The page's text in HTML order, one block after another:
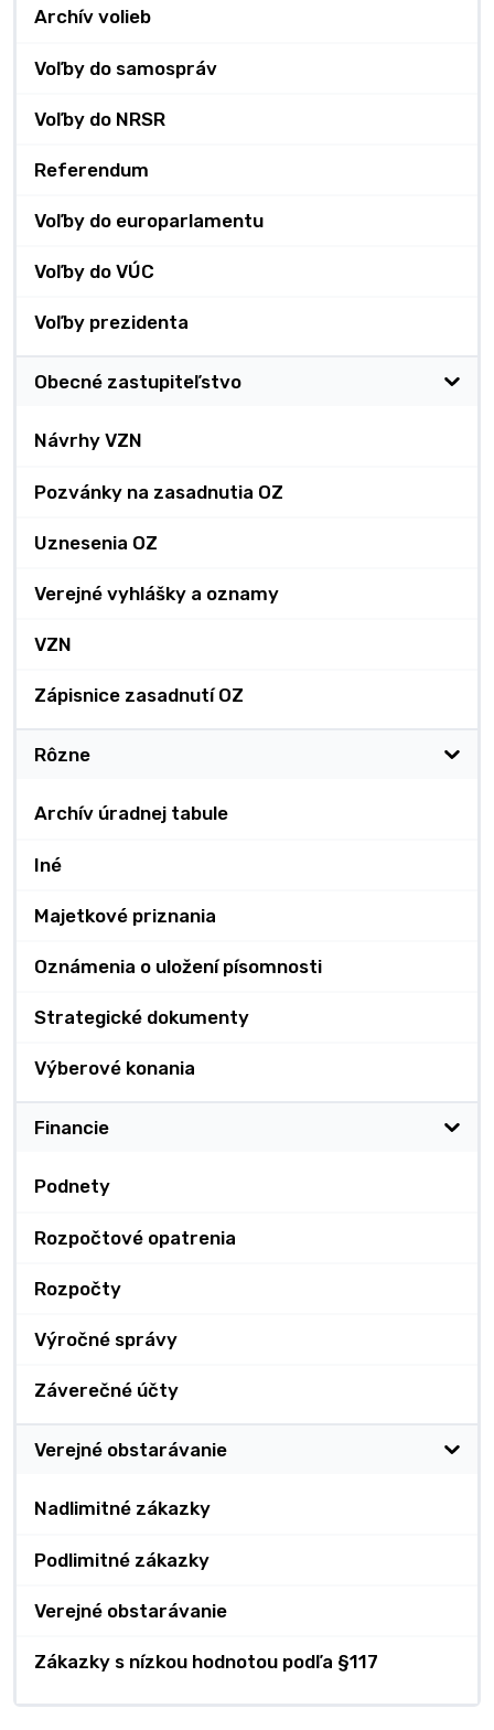
Archív volieb
Voľby do samospráv
Voľby do NRSR
Referendum
Voľby do europarlamentu
Voľby do VÚC
Voľby prezidenta
Obecné zastupiteľstvo
Návrhy VZN
Pozvánky na zasadnutia OZ
Uznesenia OZ
Verejné vyhlášky a oznamy
VZN
Zápisnice zasadnutí OZ
Rôzne
Archív úradnej tabule
Iné
Majetkové priznania
Oznámenia o uložení písomnosti
Strategické dokumenty
Výberové konania
Financie
Podnety
Rozpočtové opatrenia
Rozpočty
Výročné správy
Záverečné účty
Verejné obstarávanie
Nadlimitné zákazky
Podlimitné zákazky
Verejné obstarávanie
Zákazky s nízkou hodnotou podľa §117